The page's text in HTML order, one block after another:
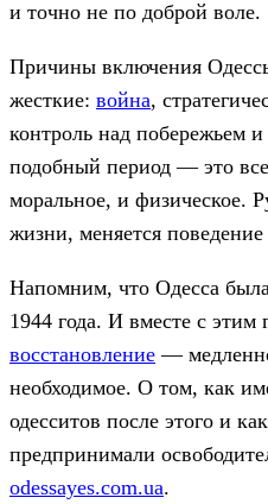
и точно не по доброй воле.
Причины включения
жесткие: война,
контроль над побережьем
подобный период — это
моральное, и физическое.
жизни, меняется
Напомним, что Одесса
1944 года. И вместе с
восстановление —
необходимое. О том, как
одесситов после этого и
предпринимали
odessayes.com.ua.